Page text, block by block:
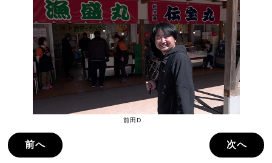
前田D
前へ 次へ